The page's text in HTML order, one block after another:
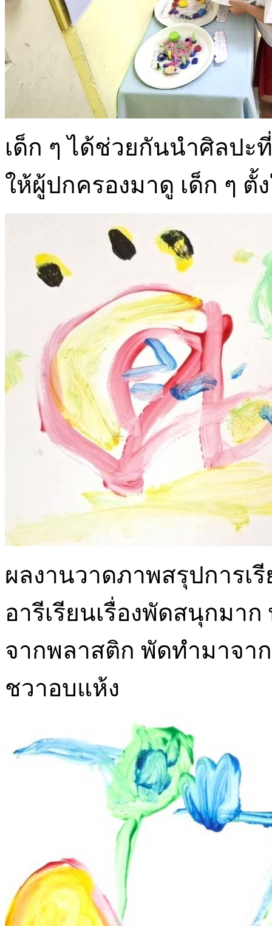
เด็ก ๆ ได้ช่วยกันนำศิลปะ
ให้ผู้ปกครองมาดู เด็ก ๆ ตั้
ผลงานวาดภาพสรุปการเ
อารีเรียนเรื่องพัดสนุกมา
จากพลาสติก พัดทำมาจา
ชวาอบแห้ง